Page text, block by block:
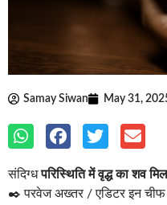
Samay Siwan May 31,
संदिग्धपरिस्थिति में वृद्ध का शव
✒️ परवेज अख्तर / एडिटर इन चीफ